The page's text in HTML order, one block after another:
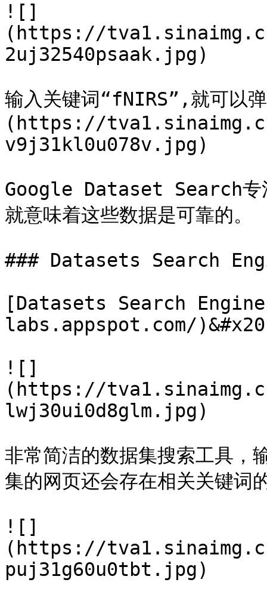
![]
(https://
2uj32540psaak.jpg)
输入关键词“fNIRS”,就可以
(https://
v9j31kl0u078v.jpg)
Google Dataset Search专
就意味着这些数据是可靠的。
### Datasets Search
[Datasets Search
labs.appspot.com/
![]
(https://
lwj30ui0d8glm.jpg)
非常简洁的数据集搜索工具，
集的网页还会存在相关关键词
![]
(https://
puj31g60u0tbt.jpg)